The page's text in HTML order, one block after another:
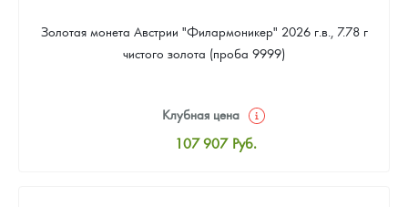
Золотая монета Австрии "Филармоникер" 2026 г.в., 7.78 г
чистого золота (проба 9999)
Клубная цена
107 907 Руб.